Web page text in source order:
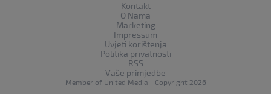
Kontakt
O Nama
Marketing
Impressum
Uvjeti korištenja
Politika privatnosti
RSS
Vaše primjedbe
Member of United Media - Copyright 2026